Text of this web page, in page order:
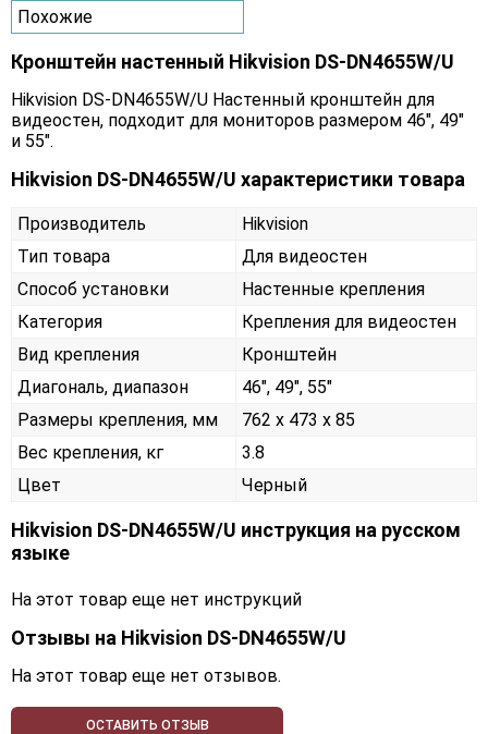
Похожие
Кронштейн настенный Hikvision DS-DN4655W/U
Hikvision DS-DN4655W/U Настенный кронштейн для
видеостен, подходит для мониторов размером 46", 49"
и 55".
Hikvision DS-DN4655W/U характеристики товара
Производитель
Hikvision
Тип товара
Для видеостен
Способ установки
Настенные крепления
Категория
Крепления для видеостен
Вид крепления
Кронштейн
Диагональ, диапазон
46", 49", 55"
Размеры крепления, мм
762 х 473 х 85
Вес крепления, кг
3.8
Цвет
Черный
Hikvision DS-DN4655W/U инструкция на русском
языке
На этот товар еще нет инструкций
Отзывы на Hikvision DS-DN4655W/U
На этот товар еще нет отзывов.
ОСТАВИТЬ ОТЗЫВ